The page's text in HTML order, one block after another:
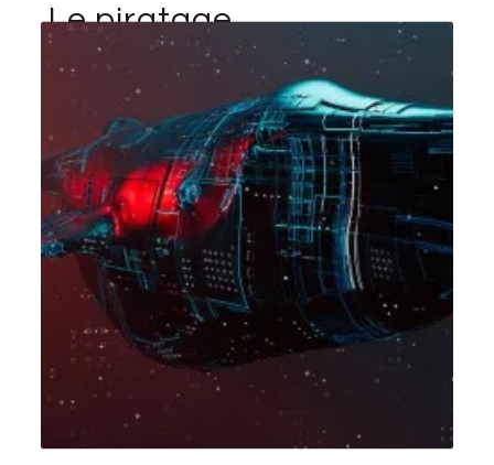
Le piratage
informatique, un fléau
pour les entreprises